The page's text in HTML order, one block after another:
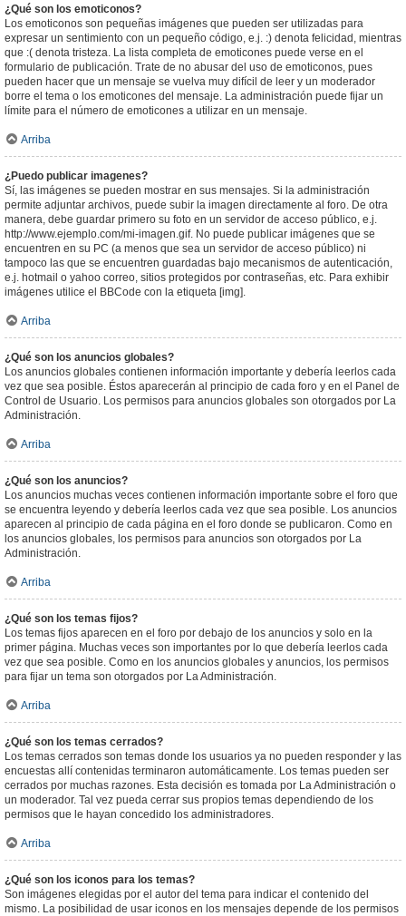
¿Qué son los emoticonos?
Los emoticonos son pequeñas imágenes que pueden ser utilizadas para
expresar un sentimiento con un pequeño código, e.j. :) denota felicidad, mientras
que :( denota tristeza. La lista completa de emoticones puede verse en el
formulario de publicación. Trate de no abusar del uso de emoticonos, pues
pueden hacer que un mensaje se vuelva muy difícil de leer y un moderador
borre el tema o los emoticones del mensaje. La administración puede fijar un
límite para el número de emoticones a utilizar en un mensaje.
Arriba
¿Puedo publicar imagenes?
Sí, las imágenes se pueden mostrar en sus mensajes. Si la administración
permite adjuntar archivos, puede subir la imagen directamente al foro. De otra
manera, debe guardar primero su foto en un servidor de acceso público, e.j.
http://www.ejemplo.com/mi-imagen.gif. No puede publicar imágenes que se
encuentren en su PC (a menos que sea un servidor de acceso público) ni
tampoco las que se encuentren guardadas bajo mecanismos de autenticación,
e.j. hotmail o yahoo correo, sitios protegidos por contraseñas, etc. Para exhibir
imágenes utilice el BBCode con la etiqueta [img].
Arriba
¿Qué son los anuncios globales?
Los anuncios globales contienen información importante y debería leerlos cada
vez que sea posible. Éstos aparecerán al principio de cada foro y en el Panel de
Control de Usuario. Los permisos para anuncios globales son otorgados por La
Administración.
Arriba
¿Qué son los anuncios?
Los anuncios muchas veces contienen información importante sobre el foro que
se encuentra leyendo y debería leerlos cada vez que sea posible. Los anuncios
aparecen al principio de cada página en el foro donde se publicaron. Como en
los anuncios globales, los permisos para anuncios son otorgados por La
Administración.
Arriba
¿Qué son los temas fijos?
Los temas fijos aparecen en el foro por debajo de los anuncios y solo en la
primer página. Muchas veces son importantes por lo que debería leerlos cada
vez que sea posible. Como en los anuncios globales y anuncios, los permisos
para fijar un tema son otorgados por La Administración.
Arriba
¿Qué son los temas cerrados?
Los temas cerrados son temas donde los usuarios ya no pueden responder y las
encuestas allí contenidas terminaron automáticamente. Los temas pueden ser
cerrados por muchas razones. Esta decisión es tomada por La Administración o
un moderador. Tal vez pueda cerrar sus propios temas dependiendo de los
permisos que le hayan concedido los administradores.
Arriba
¿Qué son los iconos para los temas?
Son imágenes elegidas por el autor del tema para indicar el contenido del
mismo. La posibilidad de usar iconos en los mensajes depende de los permisos